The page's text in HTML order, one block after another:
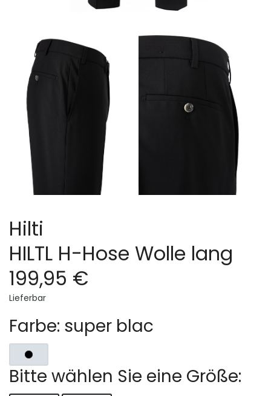
Hilti
HILTL H-Hose Wolle lang
199,95 €
Lieferbar
Farbe: super blac
Bitte wählen Sie eine Größe: